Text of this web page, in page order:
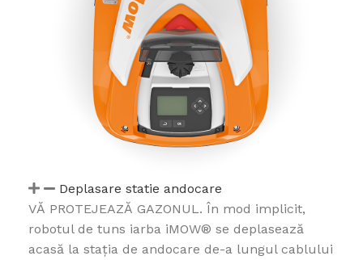
Deplasare statie andocare
VĂ PROTEJEAZĂ GAZONUL. În mod implicit,
robotul de tuns iarba iMOW® se deplasează
acasă la stația de andocare de-a lungul cablului